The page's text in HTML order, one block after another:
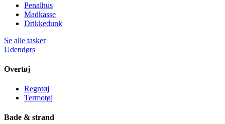
Penalhus
Madkasse
Drikkedunk
Se alle tasker
Udendørs
Overtøj
Regntøj
Termotøj
Bade & strand